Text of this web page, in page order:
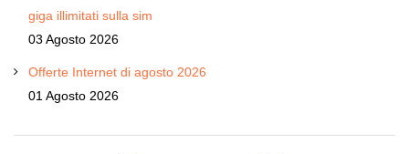
giga illimitati sulla sim
03 Agosto 2026
Offerte Internet di agosto 2026
01 Agosto 2026